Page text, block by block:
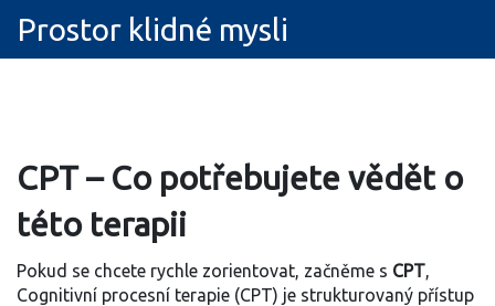
Prostor klidné mysli
CPT – Co potřebujete vědět o
této terapii
Pokud se chcete rychle zorientovat, začněme s CPT,
Cognitivní procesní terapie (CPT) je strukturovaný přístup